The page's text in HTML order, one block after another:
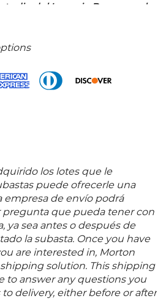
del Imperio Romano, el
los lotes que le
puede ofrecerle una
empresa de envío podrá
pregunta que pueda tener con
ya sea antes o después de
la subasta. Once you have
are interested in, Morton
shipping solution. This shipping
to answer any questions you
delivery, either before or after